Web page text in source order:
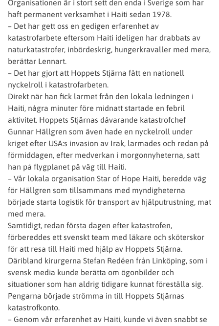
Organisationen är i stort sett den enda i Sverige som har
haft permanent verksamhet i Haiti sedan 1978.
– Det har gett oss en gedigen erfarenhet av
katastrofarbete eftersom Haiti ideligen har drabbats av
naturkatastrofer, inbördeskrig, hungerkravaller med mera,
berättar Lennart.
– Det har gjort att Hoppets Stjärna fått en nationell
nyckelroll i katastrofarbeten.
Direkt när han fick larmet från den lokala ledningen i
Haiti, några minuter före midnatt startade en febril
aktivitet. Hoppets Stjärnas dåvarande katastrofchef
Gunnar Hällgren som även hade en nyckelroll under
kriget efter USA:s invasion av Irak, larmades och redan på
förmiddagen, efter medverkan i morgonnyheterna, satt
han på flygplanet på väg till Haiti.
– Vår lokala organisation Star of Hope Haiti, beredde väg
för Hällgren som tillsammans med myndigheterna
började starta logistik för transport av hjälputrustning, mat
med mera.
Samtidigt, redan första dagen efter katastrofen,
förbereddes ett svenskt team med läkare och sköterskor
för att resa till Haiti med hjälp av Hoppets Stjärna.
Däribland kirurgerna Stefan Redéen från Linköping, som i
svensk media kunde berätta om ögonbilder och
situationer som han aldrig tidigare kunnat föreställa sig.
Pengarna började strömma in till Hoppets Stjärnas
katastrofkonto.
– Genom vår erfarenhet av Haiti, kunde vi även snabbt se